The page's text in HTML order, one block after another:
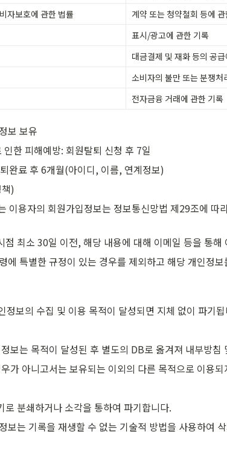
자보호에 관한 법률
계약 또는 청약철회 등에
표시/광고에 관한 기록
대금결제 및 재화 등의 공
소비자의 불만 또는 분쟁처
전자금융 거래에 관한 기록
보 보유
한 피해예방: 회원탈퇴 신청 후 7일
완료 후 6개월(아이디, 이름, 연계정보)
)
이용자의 회원가입정보는 정보통신망법 제29조에
점 최소 30일 이전, 해당 내용에 대해 이메일 등을 통해
에 특별한 규정이 있는 경우를 제외하고 해당 개인정
정보의 수집 및 이용 목적이 달성되면 지체 없이 파기
보는 목적이 달성된 후 별도의 DB로 옮겨져 내부방
가 아니고서는 보유되는 이외의 다른 목적으로 이용
분쇄하거나 소각을 통하여 파기합니다.
보는 기록을 재생할 수 없는 기술적 방법을 사용하여